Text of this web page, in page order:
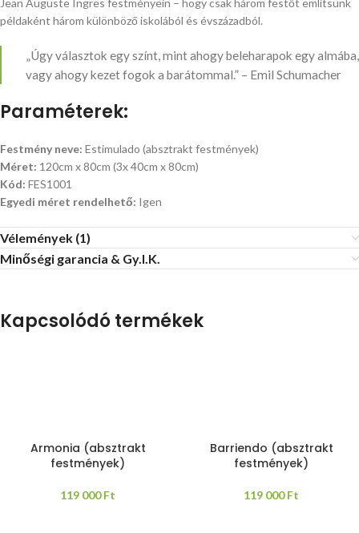
Jean Auguste Ingres festményein – hogy csak három festőt említsünk
példaként három különböző iskolából és évszázadból.
„Úgy választok egy színt, mint ahogy beleharapok egy almába,
vagy ahogy kezet fogok a barátommal.” – Emil Schumacher
Paraméterek:
Festmény neve: Estimulado (absztrakt festmények)
Méret: 120cm x 80cm (3x 40cm x 80cm)
Kód: FES1001
Egyedi méret rendelhető: Igen
Vélemények (1)
Minőségi garancia & Gy.I.K.
Kapcsolódó termékek
Armonia (absztrakt
festmények)
119 000Ft
Barriendo (absztrakt
festmények)
119 000Ft